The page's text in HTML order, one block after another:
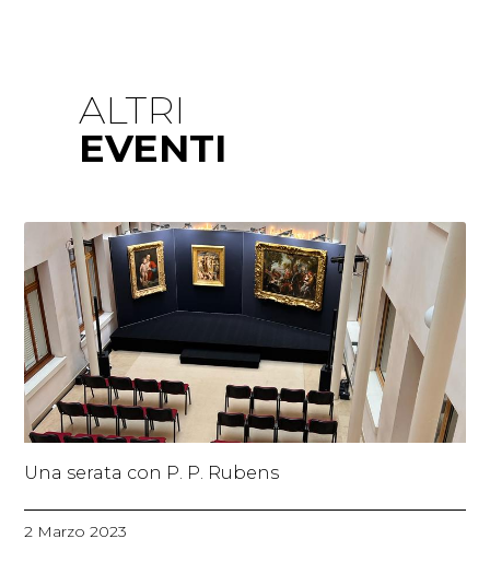
ALTRI
EVENTI
Una serata con P. P. Rubens
2 Marzo 2023